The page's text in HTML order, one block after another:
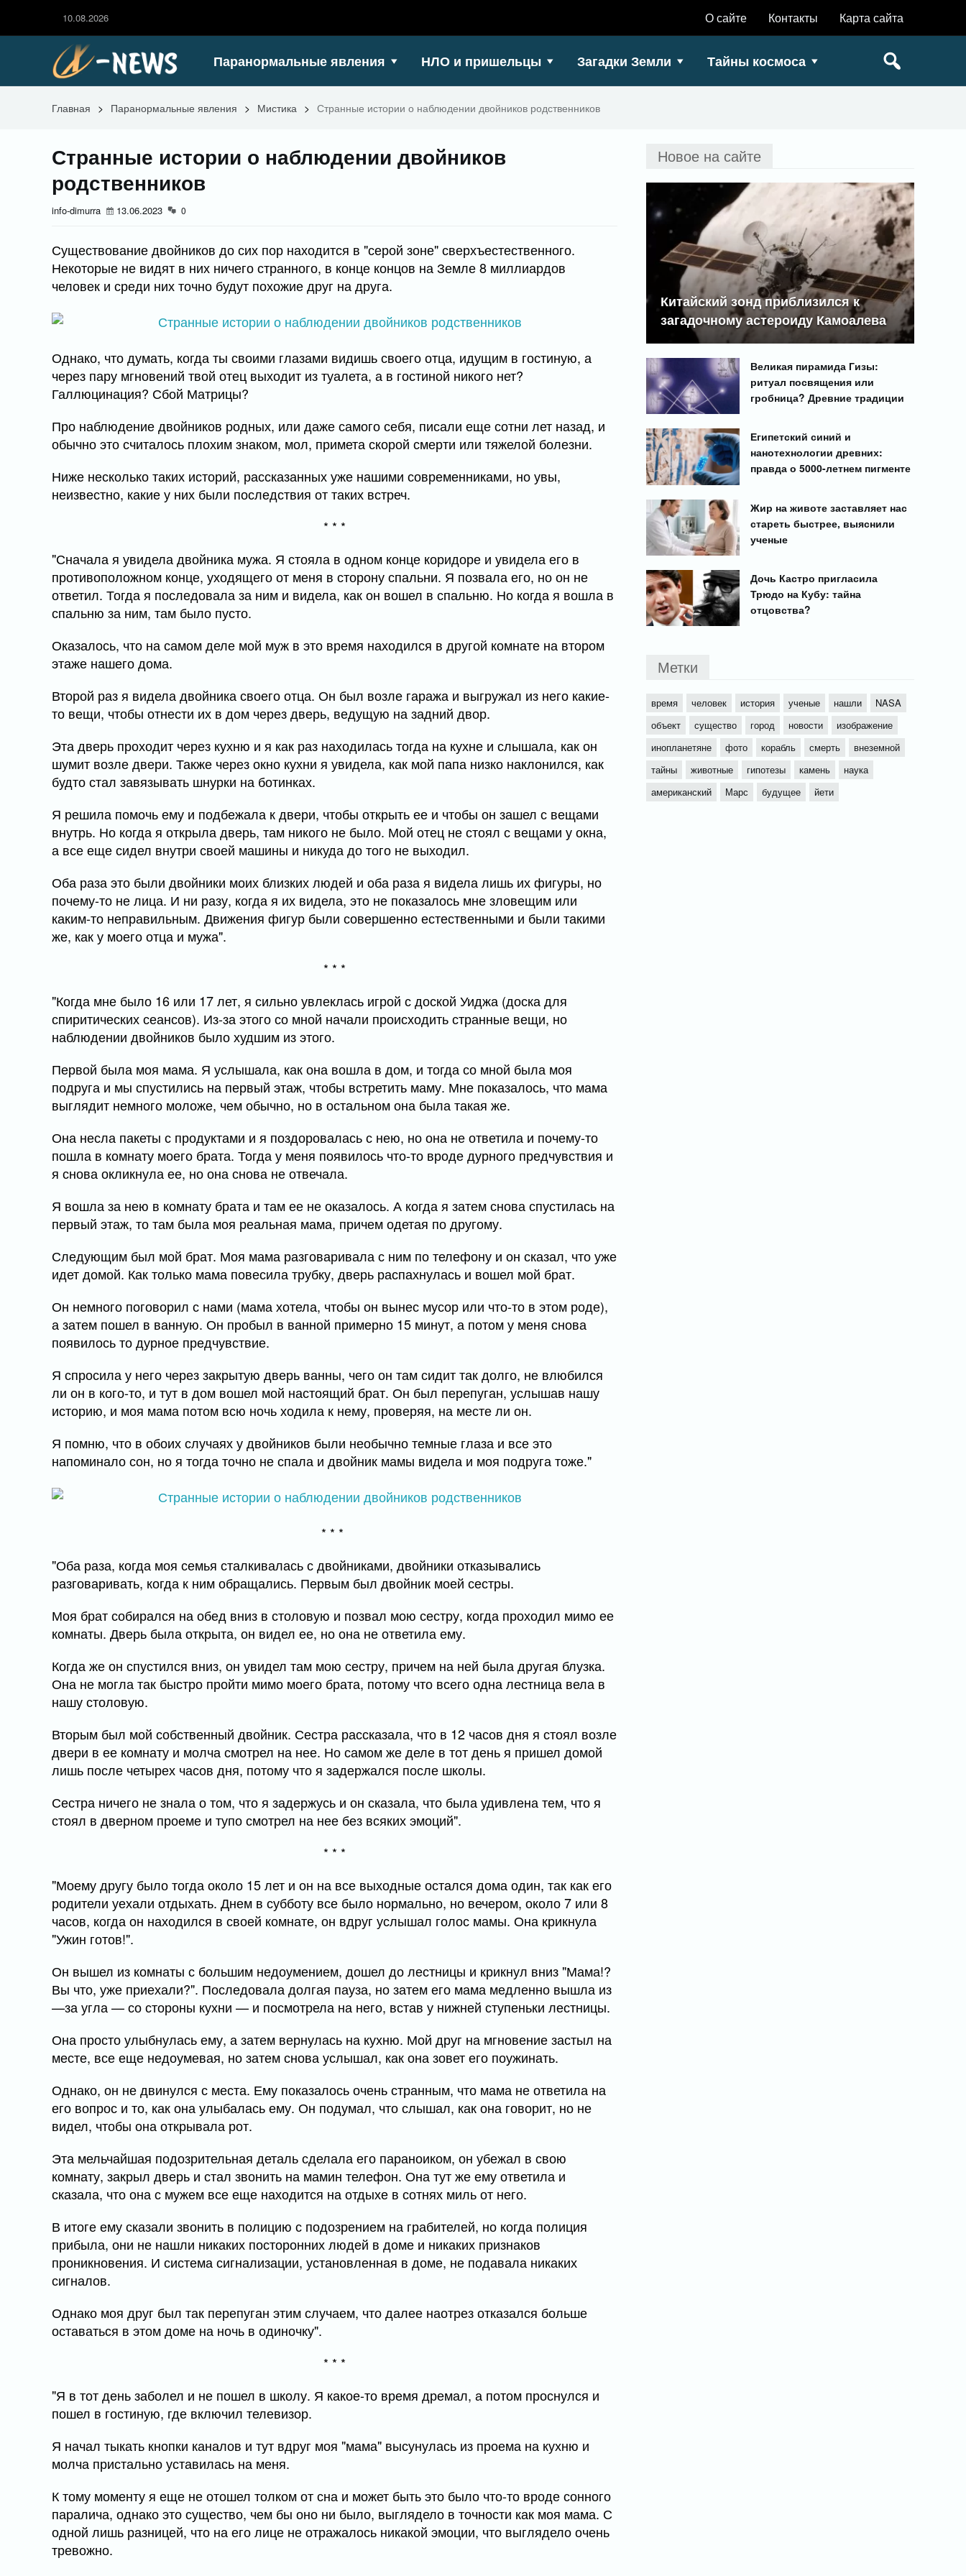
О сайте Контакты Карта сайта
10.08.2026
Паранормальные явления НЛО и пришельцы Загадки Земли Тайны космоса
Главная > Паранормальные явления > Мистика > Странные истории о наблюдении двойников родственников
Странные истории о наблюдении двойников
родственников
info-dimurra 13.06.2023 0
Существование двойников до сих пор находится в "серой зоне" сверхъестественного.
Некоторые не видят в них ничего странного, в конце концов на Земле 8 миллиардов
человек и среди них точно будут похожие друг на друга.
Однако, что думать, когда ты своими глазами видишь своего отца, идущим в гостиную, а
через пару мгновений твой отец выходит из туалета, а в гостиной никого нет?
Галлюцинация? Сбой Матрицы?
Про наблюдение двойников родных, или даже самого себя, писали еще сотни лет назад, и
обычно это считалось плохим знаком, мол, примета скорой смерти или тяжелой болезни.
Ниже несколько таких историй, рассказанных уже нашими современниками, но увы,
неизвестно, какие у них были последствия от таких встреч.
* * *
"Сначала я увидела двойника мужа. Я стояла в одном конце коридоре и увидела его в
противоположном конце, уходящего от меня в сторону спальни. Я позвала его, но он не
ответил. Тогда я последовала за ним и видела, как он вошел в спальню. Но когда я вошла в
спальню за ним, там было пусто.
Оказалось, что на самом деле мой муж в это время находился в другой комнате на втором
этаже нашего дома.
Второй раз я видела двойника своего отца. Он был возле гаража и выгружал из него какие-
то вещи, чтобы отнести их в дом через дверь, ведущую на задний двор.
Эта дверь проходит через кухню и я как раз находилась тогда на кухне и слышала, как он
шумит возле двери. Также через окно кухни я увидела, как мой папа низко наклонился, как
будто стал завязывать шнурки на ботинках.
Я решила помочь ему и подбежала к двери, чтобы открыть ее и чтобы он зашел с вещами
внутрь. Но когда я открыла дверь, там никого не было. Мой отец не стоял с вещами у окна,
а все еще сидел внутри своей машины и никуда до того не выходил.
Оба раза это были двойники моих близких людей и оба раза я видела лишь их фигуры, но
почему-то не лица. И ни разу, когда я их видела, это не показалось мне зловещим или
каким-то неправильным. Движения фигур были совершенно естественными и были такими
же, как у моего отца и мужа".
* * *
"Когда мне было 16 или 17 лет, я сильно увлеклась игрой с доской Уиджа (доска для
спиритических сеансов). Из-за этого со мной начали происходить странные вещи, но
наблюдении двойников было худшим из этого.
Первой была моя мама. Я услышала, как она вошла в дом, и тогда со мной была моя
подруга и мы спустились на первый этаж, чтобы встретить маму. Мне показалось, что мама
выглядит немного моложе, чем обычно, но в остальном она была такая же.
Она несла пакеты с продуктами и я поздоровалась с нею, но она не ответила и почему-то
пошла в комнату моего брата. Тогда у меня появилось что-то вроде дурного предчувствия и
я снова окликнула ее, но она снова не отвечала.
Я вошла за нею в комнату брата и там ее не оказалось. А когда я затем снова спустилась на
первый этаж, то там была моя реальная мама, причем одетая по другому.
Следующим был мой брат. Моя мама разговаривала с ним по телефону и он сказал, что уже
идет домой. Как только мама повесила трубку, дверь распахнулась и вошел мой брат.
Он немного поговорил с нами (мама хотела, чтобы он вынес мусор или что-то в этом роде),
а затем пошел в ванную. Он пробыл в ванной примерно 15 минут, а потом у меня снова
появилось то дурное предчувствие.
Я спросила у него через закрытую дверь ванны, чего он там сидит так долго, не влюбился
ли он в кого-то, и тут в дом вошел мой настоящий брат. Он был перепуган, услышав нашу
историю, и моя мама потом всю ночь ходила к нему, проверяя, на месте ли он.
Я помню, что в обоих случаях у двойников были необычно темные глаза и все это
напоминало сон, но я тогда точно не спала и двойник мамы видела и моя подруга тоже."
* * *
"Оба раза, когда моя семья сталкивалась с двойниками, двойники отказывались
разговаривать, когда к ним обращались. Первым был двойник моей сестры.
Моя брат собирался на обед вниз в столовую и позвал мою сестру, когда проходил мимо ее
комнаты. Дверь была открыта, он видел ее, но она не ответила ему.
Когда же он спустился вниз, он увидел там мою сестру, причем на ней была другая блузка.
Она не могла так быстро пройти мимо моего брата, потому что всего одна лестница вела в
нашу столовую.
Вторым был мой собственный двойник. Сестра рассказала, что в 12 часов дня я стоял возле
двери в ее комнату и молча смотрел на нее. Но самом же деле в тот день я пришел домой
лишь после четырех часов дня, потому что я задержался после школы.
Сестра ничего не знала о том, что я задержусь и он сказала, что была удивлена тем, что я
стоял в дверном проеме и тупо смотрел на нее без всяких эмоций".
* * *
"Моему другу было тогда около 15 лет и он на все выходные остался дома один, так как его
родители уехали отдыхать. Днем в субботу все было нормально, но вечером, около 7 или 8
часов, когда он находился в своей комнате, он вдруг услышал голос мамы. Она крикнула
"Ужин готов!".
Он вышел из комнаты с большим недоумением, дошел до лестницы и крикнул вниз "Мама!?
Вы что, уже приехали?". Последовала долгая пауза, но затем его мама медленно вышла из
—за угла — со стороны кухни — и посмотрела на него, встав у нижней ступеньки лестницы.
Она просто улыбнулась ему, а затем вернулась на кухню. Мой друг на мгновение застыл на
месте, все еще недоумевая, но затем снова услышал, как она зовет его поужинать.
Однако, он не двинулся с места. Ему показалось очень странным, что мама не ответила на
его вопрос и то, как она улыбалась ему. Он подумал, что слышал, как она говорит, но не
видел, чтобы она открывала рот.
Эта мельчайшая подозрительная деталь сделала его параноиком, он убежал в свою
комнату, закрыл дверь и стал звонить на мамин телефон. Она тут же ему ответила и
сказала, что она с мужем все еще находится на отдыхе в сотнях миль от него.
В итоге ему сказали звонить в полицию с подозрением на грабителей, но когда полиция
прибыла, они не нашли никаких посторонних людей в доме и никаких признаков
проникновения. И система сигнализации, установленная в доме, не подавала никаких
сигналов.
Однако моя друг был так перепуган этим случаем, что далее наотрез отказался больше
оставаться в этом доме на ночь в одиночку".
* * *
"Я в тот день заболел и не пошел в школу. Я какое-то время дремал, а потом проснулся и
пошел в гостиную, где включил телевизор.
Я начал тыкать кнопки каналов и тут вдруг моя "мама" высунулась из проема на кухню и
молча пристально уставилась на меня.
К тому моменту я еще не отошел толком от сна и может быть это было что-то вроде сонного
паралича, однако это существо, чем бы оно ни было, выглядело в точности как моя мама. С
одной лишь разницей, что на его лице не отражалось никакой эмоции, что выглядело очень
тревожно.
Новое на сайте
Китайский зонд приблизился к
загадочному астероиду Камоалева
Великая пирамида Гизы:
ритуал посвящения или
гробница? Древние традиции
Египетский синий и
нанотехнологии древних:
правда о 5000-летнем пигменте
Жир на животе заставляет нас
стареть быстрее, выяснили
ученые
Дочь Кастро пригласила
Трюдо на Кубу: тайна
отцовства?
Метки
время человек история ученые нашли
NASA
объект
существо город новости
изображение
инопланетяне
фото корабль смерть
внеземной
тайны
животные гипотезы камень
наука
американский
Марс будущее йети